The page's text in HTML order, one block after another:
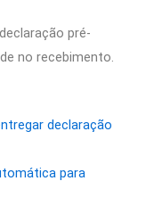
pré-
no recebimento.
declaração
para